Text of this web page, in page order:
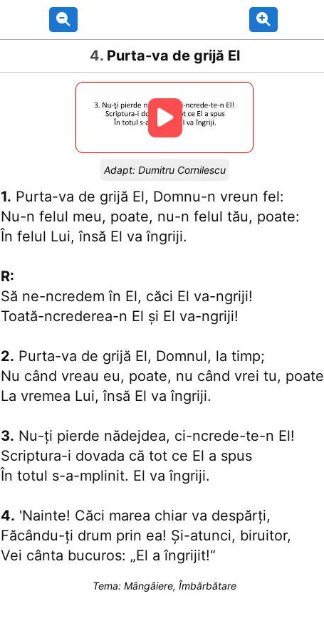
4. Purta-va de grijă El
1. Purta-va de grijă El, Domnu-n vreun fel:
Nu-n felul meu, poate, nu-n felul tău, poate:
În felul Lui, însă El va îngriji.
R:
Să ne-ncredem în El, căci El va-ngriji!
Toată-ncrederea-n El şi El va-ngriji!
2. Purta-va de grijă El, Domnul, la timp;
Nu când vreau eu, poate, nu când vrei tu,
La vremea Lui, însă El va îngriji.
3. Nu-ţi pierde nădejdea, ci-ncrede-te-n El!
Scriptura-i dovada că tot ce El a spus
În totul s-a-mplinit. El va îngriji.
4. 'Nainte! Căci marea chiar va despărţi,
Făcându-ţi drum prin ea! Şi-atunci, biruitor,
Vei cânta bucuros: „El a îngrijit!“
Adapt: Dumitru Cornilescu
Tema: Mângâiere, Îmbărbătare